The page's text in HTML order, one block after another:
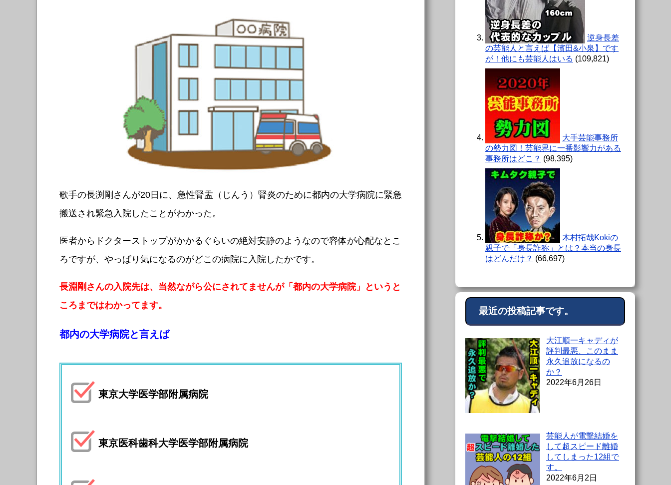
歌手の長渕剛さんが20日に、急性腎盂（じんう）腎炎のために都内の大学病院に緊急
搬送され緊急入院したことがわかった。
医者からドクターストップがかかるぐらいの絶対安静のようなので容体が心配なとこ
ろですが、やっぱり気になるのがどこの病院に入院したかです。
長淵剛さんの入院先は、当然ながら公にされてませんが「都内の大学病院」というと
ころまではわかってます。
都内の大学病院と言えば
東京大学医学部附属病院
東京医科歯科大学医学部附属病院
逆身長差
の芸能人と言えば【濱田&小泉】です
が！他にも芸能人はいる (109,821)
大手芸能事務所
の勢力図！芸能界に一番影響力がある
事務所はどこ？ (98,395)
木村拓哉Kokiの
親子で「身長詐称」とは？本当の身長
はどんだけ？ (66,697)
最近の投稿記事です。
大江順一キャディが
評判最悪、このまま
永久追放になるの
か？
2022年6月26日
芸能人が電撃結婚を
して超スピード離婚
してしまった12組で
す。
2022年6月2日